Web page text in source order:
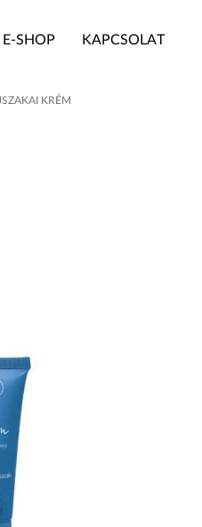
E-SHOP KAPCSOLAT
KRÉM